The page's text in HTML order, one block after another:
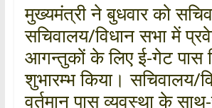
मुख्यमंत्री ने बुधवार को
सचिवालय/विधान सभा में
आगन्तुकों के लिए ई-गेट पास
शुभारम्भ किया। सचिवालय/
वर्तमान पास व्यवस्था के